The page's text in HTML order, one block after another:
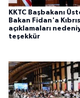
KKTC Başbakanı
Bakan Fidan'a Kıbrıs
açıklamaları
teşekkür